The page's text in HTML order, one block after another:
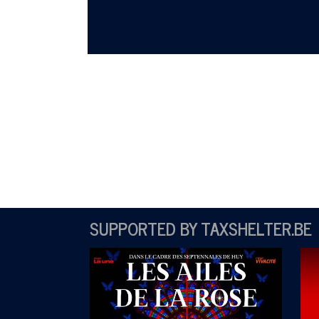
SUPPORTED BY TAXSHELTER.BE